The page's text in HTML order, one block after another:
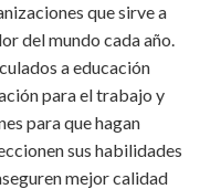
que sirve a
del mundo cada año.
a educación
para el trabajo y
para que hagan
sus habilidades
mejor calidad